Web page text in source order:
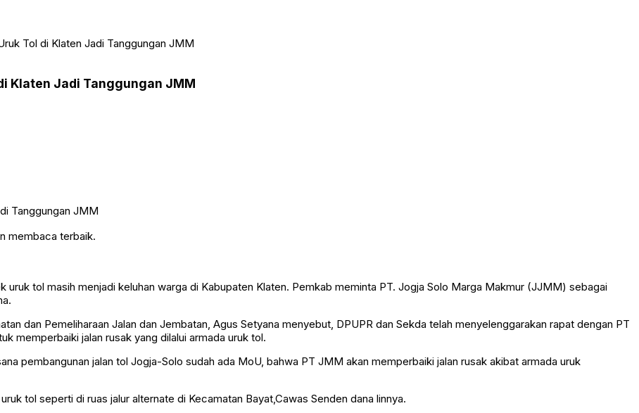
Tol di Klaten Jadi Tanggungan JMM
Klaten Jadi Tanggungan JMM
membaca terbaik.
uruk tol masih menjadi keluhan warga di Kabupaten Klaten. Pemkab meminta PT. Jogja Solo Marga Makmur (JJMM) sebagai
dan Pemeliharaan Jalan dan Jembatan, Agus Setyana menyebut, DPUPR dan Sekda telah menyelenggarakan rapat dengan PT
memperbaiki jalan rusak yang dilalui armada uruk tol.
pembangunan jalan tol Jogja-Solo sudah ada MoU, bahwa PT JMM akan memperbaiki jalan rusak akibat armada uruk
tol seperti di ruas jalur alternate di Kecamatan Bayat,Cawas Senden dana linnya.